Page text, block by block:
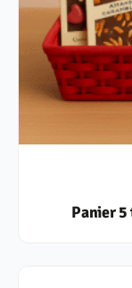
Panier 5